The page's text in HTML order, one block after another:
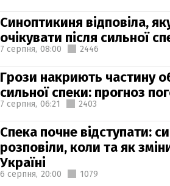
Синоптикиня відповіла,
очікувати після сильної
7 серпня, 08:00 2446
Грози накриють частину
сильної спеки: прогноз
7 серпня, 06:21 2403
Спека почне відступати:
розповіли, коли та як
Україні
6 серпня, 20:00 1079